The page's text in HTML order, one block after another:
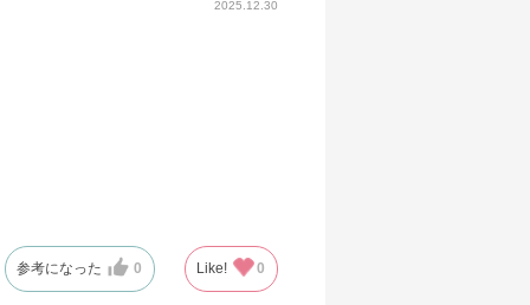
2025.12.30
参考になった 0 Like! 0